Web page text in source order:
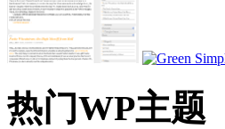
热门WP主题